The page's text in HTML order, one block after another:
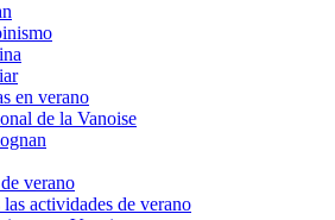
en verano
de la Vanoise
verano
las actividades de verano